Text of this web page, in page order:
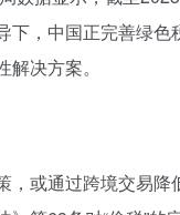
下，中国正完善绿色
决方案。
或通过跨境交易